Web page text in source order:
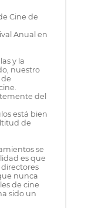
Cine de
Anual en
y la
nuestro
del
está bien
de
se
es que
nunca
de cine
sido un